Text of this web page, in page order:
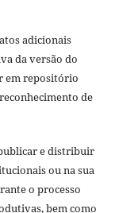
adicionais
da versão do
em repositório
de
e distribuir
ou na sua
o processo
bem como